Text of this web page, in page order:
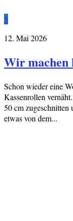
5
12. Mai 2026
Wir machen
Schon wieder eine
Kassenrollen
50 cm zugeschnitten
etwas von dem...